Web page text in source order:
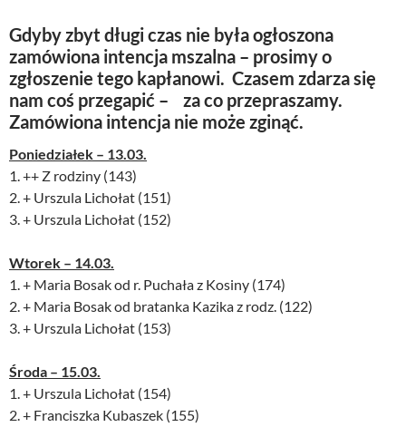
Gdyby zbyt długi czas nie była ogłoszona
zamówiona intencja mszalna – prosimy o
zgłoszenie tego kapłanowi. Czasem zdarza się
nam coś przegapić – za co przepraszamy.
Zamówiona intencja nie może zginąć.
Poniedziałek – 13.03.
1. ++ Z rodziny (143)
2. + Urszula Lichołat (151)
3. + Urszula Lichołat (152)
Wtorek – 14.03.
1. + Maria Bosak od r. Puchała z Kosiny (174)
2. + Maria Bosak od bratanka Kazika z rodz. (122)
3. + Urszula Lichołat (153)
Środa – 15.03.
1. + Urszula Lichołat (154)
2. + Franciszka Kubaszek (155)